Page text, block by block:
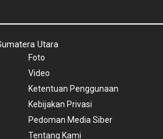
Utara
Foto
Video
Ketentuan Penggunaan
Kebijakan Privasi
Pedoman Media Siber
Tentang Kami